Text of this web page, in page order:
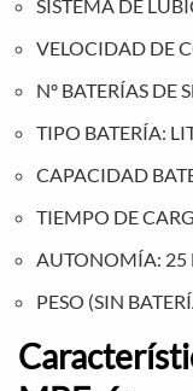
SISTEMA DE
VELOCIDAD DE
Nº BATERÍAS DE
TIPO BATERÍA:
CAPACIDAD
TIEMPO DE
AUTONOMÍA: 25
PESO (SIN